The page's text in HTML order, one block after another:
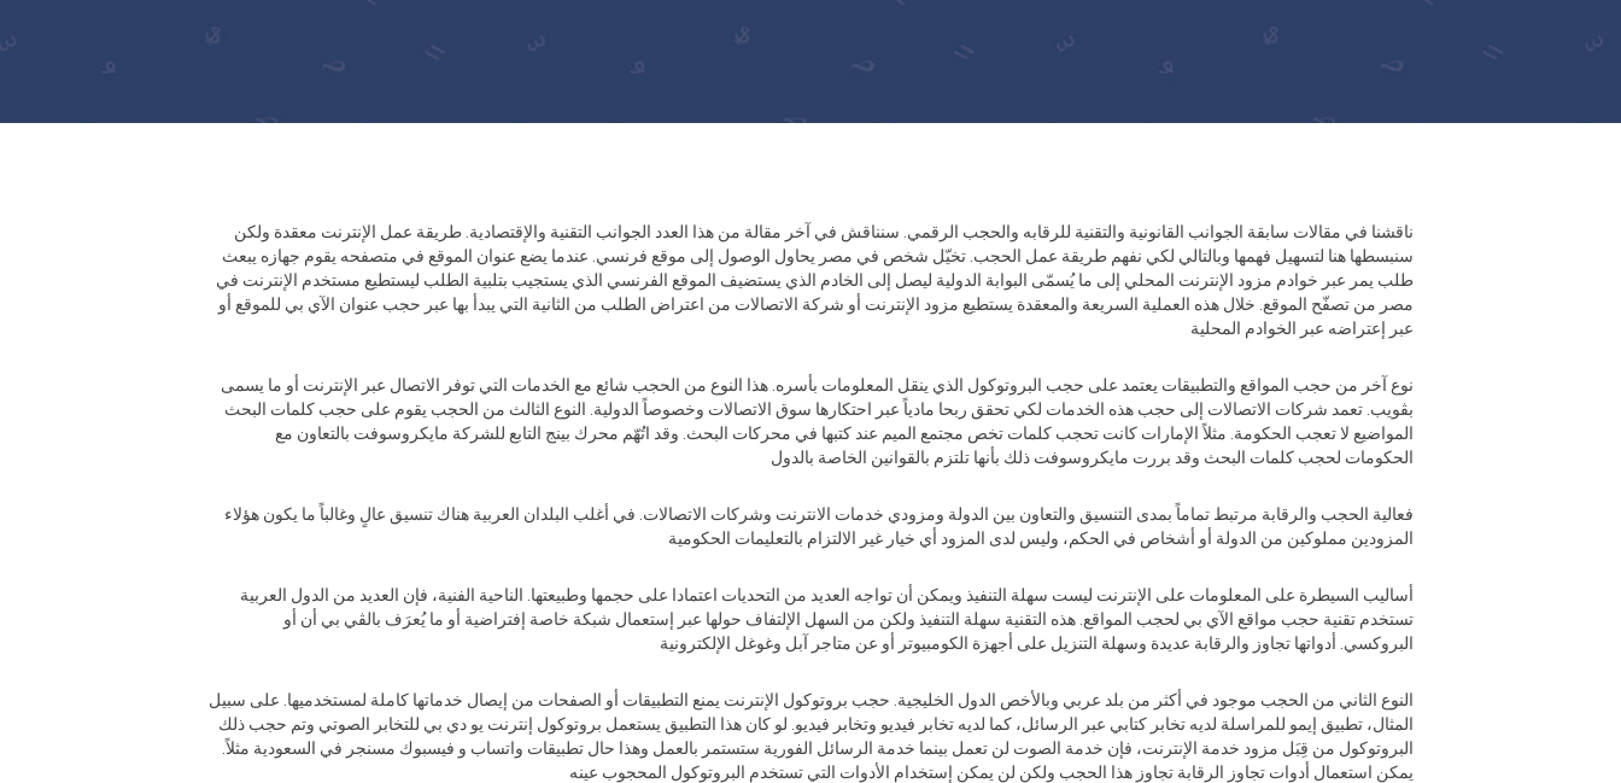
ناقشنا في مقالات سابقة الجوانب القانونية والتقنية للرقابه والحجب الرقمي. سنناقش في آخر مقالة من هذا العدد الجوانب التقنية والإقتصادية. طريقة عمل الإنترنت معقدة ولكن
سنبسطها هنا لتسهيل فهمها وبالتالي لكي نفهم طريقة عمل الحجب. تخيّل شخص في مصر يحاول الوصول إلى موقع فرنسي. عندما يضع عنوان الموقع في متصفحه يقوم جهازه يبعث
طلب يمر عبر خوادم مزود الإنترنت المحلي إلى ما يُسمّى البوابة الدولية ليصل إلى الخادم الذي يستضيف الموقع الفرنسي الذي يستجيب بتلبية الطلب ليستطيع مستخدم الإنترنت في
مصر من تصفّح الموقع. خلال هذه العملية السريعة والمعقدة يستطيع مزود الإنترنت أو شركة الاتصالات من اعتراض الطلب من الثانية التي يبدأ بها عبر حجب عنوان الآي بي للموقع أو
عبر إعتراضه عبر الخوادم المحلية
نوع آخر من حجب المواقع والتطبيقات يعتمد على حجب البروتوكول الذي ينقل المعلومات بأسره. هذا النوع من الحجب شائع مع الخدمات التي توفر الاتصال عبر الإنترنت أو ما يسمى
بڤويب. تعمد شركات الاتصالات إلى حجب هذه الخدمات لكي تحقق ربحا مادياً عبر احتكارها سوق الاتصالات وخصوصاً الدولية. النوع الثالث من الحجب يقوم على حجب كلمات البحث
المواضيع لا تعجب الحكومة. مثلاً الإمارات كانت تحجب كلمات تخص مجتمع الميم عند كتبها في محركات البحث. وقد اتُهّم محرك بينج التابع للشركة مايكروسوفت بالتعاون مع
الحكومات لحجب كلمات البحث وقد بررت مايكروسوفت ذلك بأنها تلتزم بالقوانين الخاصة بالدول
فعالية الحجب والرقابة مرتبط تماماً بمدى التنسيق والتعاون بين الدولة ومزودي خدمات الانترنت وشركات الاتصالات. في أغلب البلدان العربية هناك تنسيق عالٍ وغالباً ما يكون هؤلاء
المزودين مملوكين من الدولة أو أشخاص في الحكم، وليس لدى المزود أي خيار غير الالتزام بالتعليمات الحكومية
أساليب السيطرة على المعلومات على الإنترنت ليست سهلة التنفيذ ويمكن أن تواجه العديد من التحديات اعتمادا على حجمها وطبيعتها. الناحية الفنية، فإن العديد من الدول العربية
تستخدم تقنية حجب مواقع الآي بي لحجب المواقع. هذه التقنية سهلة التنفيذ ولكن من السهل الإلتفاف حولها عبر إستعمال شبكة خاصة إفتراضية أو ما يُعرَف بالڤي بي أن أو
البروكسي. أدواتها تجاوز والرقابة عديدة وسهلة التنزيل على أجهزة الكومبيوتر أو عن متاجر آبل وغوغل الإلكترونية
النوع الثاني من الحجب موجود في أكثر من بلد عربي وبالأخص الدول الخليجية. حجب بروتوكول الإنترنت يمنع التطبيقات أو الصفحات من إيصال خدماتها كاملة لمستخدميها. على سبيل
المثال، تطبيق إيمو للمراسلة لديه تخابر كتابي عبر الرسائل، كما لديه تخابر فيديو وتخابر فيديو. لو كان هذا التطبيق يستعمل بروتوكول إنترنت يو دي بي للتخابر الصوتي وتم حجب ذلك
البروتوكول من قِبَل مزود خدمة الإنترنت، فإن خدمة الصوت لن تعمل بينما خدمة الرسائل الفورية ستستمر بالعمل وهذا حال تطبيقات واتساب و فيسبوك مسنجر في السعودية مثلاً.
يمكن استعمال أدوات تجاوز الرقابة تجاوز هذا الحجب ولكن لن يمكن إستخدام الأدوات التي تستخدم البروتوكول المحجوب عينه